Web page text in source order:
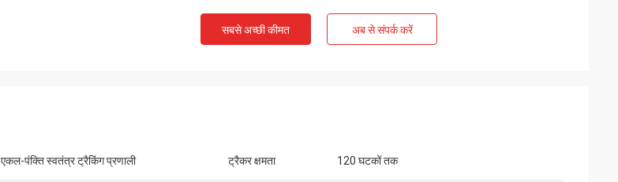
सबसे अच्छी कीमत अब से संपर्क करें
एकल-पंक्ति स्वतंत्र ट्रैकिंग प्रणाली ट्रैकर क्षमता 120 घटकों तक